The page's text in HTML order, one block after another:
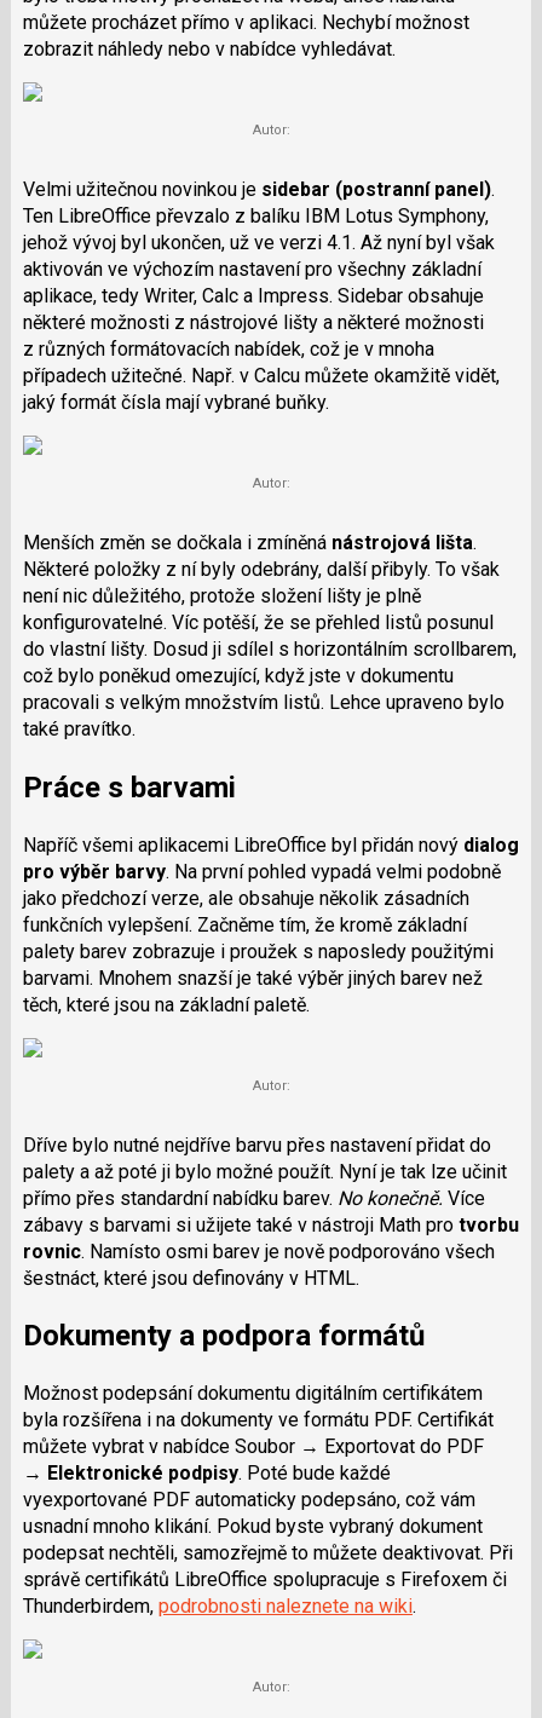
můžete procházet přímo v aplikaci. Nechybí možnost
zobrazit náhledy nebo v nabídce vyhledávat.
Autor:
Velmi užitečnou novinkou je sidebar (postranní panel).
Ten LibreOffice převzalo z balíku IBM Lotus Symphony,
jehož vývoj byl ukončen, už ve verzi 4.1. Až nyní byl však
aktivován ve výchozím nastavení pro všechny základní
aplikace, tedy Writer, Calc a Impress. Sidebar obsahuje
některé možnosti z nástrojové lišty a některé možnosti
z různých formátovacích nabídek, což je v mnoha
případech užitečné. Např. v Calcu můžete okamžitě vidět,
jaký formát čísla mají vybrané buňky.
Autor:
Menších změn se dočkala i zmíněná nástrojová lišta.
Některé položky z ní byly odebrány, další přibyly. To však
není nic důležitého, protože složení lišty je plně
konfigurovatelné. Víc potěší, že se přehled listů posunul
do vlastní lišty. Dosud ji sdílel s horizontálním scrollbarem,
což bylo poněkud omezující, když jste v dokumentu
pracovali s velkým množstvím listů. Lehce upraveno bylo
také pravítko.
Práce s barvami
Napříč všemi aplikacemi LibreOffice byl přidán nový dialog
pro výběr barvy. Na první pohled vypadá velmi podobně
jako předchozí verze, ale obsahuje několik zásadních
funkčních vylepšení. Začněme tím, že kromě základní
palety barev zobrazuje i proužek s naposledy použitými
barvami. Mnohem snazší je také výběr jiných barev než
těch, které jsou na základní paletě.
Autor:
Dříve bylo nutné nejdříve barvu přes nastavení přidat do
palety a až poté ji bylo možné použít. Nyní je tak lze učinit
přímo přes standardní nabídku barev. No konečně. Více
zábavy s barvami si užijete také v nástroji Math pro tvorbu
rovnic. Namísto osmi barev je nově podporováno všech
šestnáct, které jsou definovány v HTML.
Dokumenty a podpora formátů
Možnost podepsání dokumentu digitálním certifikátem
byla rozšířena i na dokumenty ve formátu PDF. Certifikát
můžete vybrat v nabídce Soubor → Exportovat do PDF
→ Elektronické podpisy. Poté bude každé
vyexportované PDF automaticky podepsáno, což vám
usnadní mnoho klikání. Pokud byste vybraný dokument
podepsat nechtěli, samozřejmě to můžete deaktivovat. Při
správě certifikátů LibreOffice spolupracuje s Firefoxem či
Thunderbirdem, podrobnosti naleznete na wiki.
Autor: